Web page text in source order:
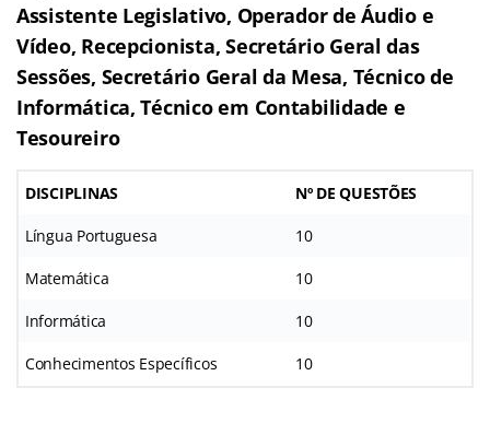
Assistente Legislativo, Operador de Áudio e
Vídeo, Recepcionista, Secretário Geral das
Sessões, Secretário Geral da Mesa, Técnico de
Informática, Técnico em Contabilidade e
Tesoureiro
DISCIPLINAS Nº DE QUESTÕES
Língua Portuguesa 10
Matemática 10
Informática 10
Conhecimentos Específicos 10